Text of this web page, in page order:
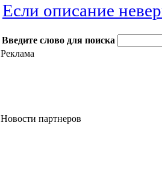
Если описание
Введите слово для поиска
Реклама
Новости партнеров